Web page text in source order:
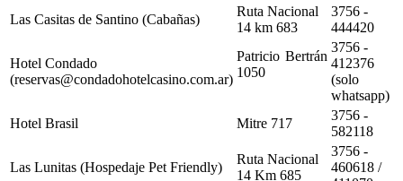
Las Casitas de Santino (Cabañas)
Ruta Nacional
14 km 683
3756 -
444420
Hotel Condado
(reservas@condadohotelcasino.com.ar)
Patricio Bertrán
1050
3756 -
412376
(solo
whatsapp)
Hotel Brasil
Mitre 717
3756 -
582118
Las Lunitas (Hospedaje Pet Friendly)
Ruta Nacional
14 Km 685
3756 -
460618 /